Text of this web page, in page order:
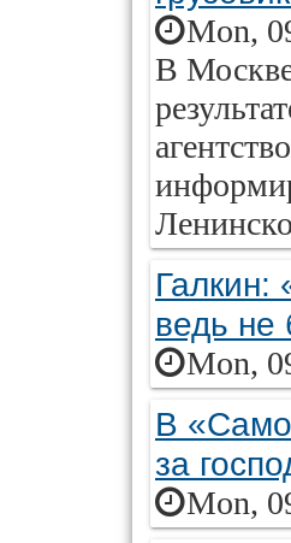
Mon,
В Москве
ведь не
Mon,
В
за
Mon,